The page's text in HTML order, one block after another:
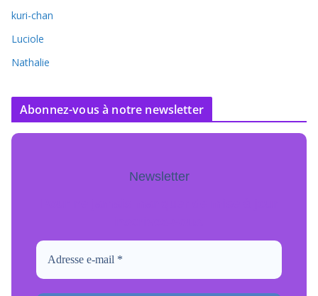
kuri-chan
Luciole
Nathalie
Abonnez-vous à notre newsletter
Newsletter